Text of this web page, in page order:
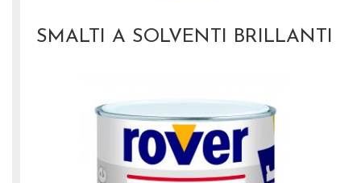
SMALTI A SOLVENTI BRILLANTI